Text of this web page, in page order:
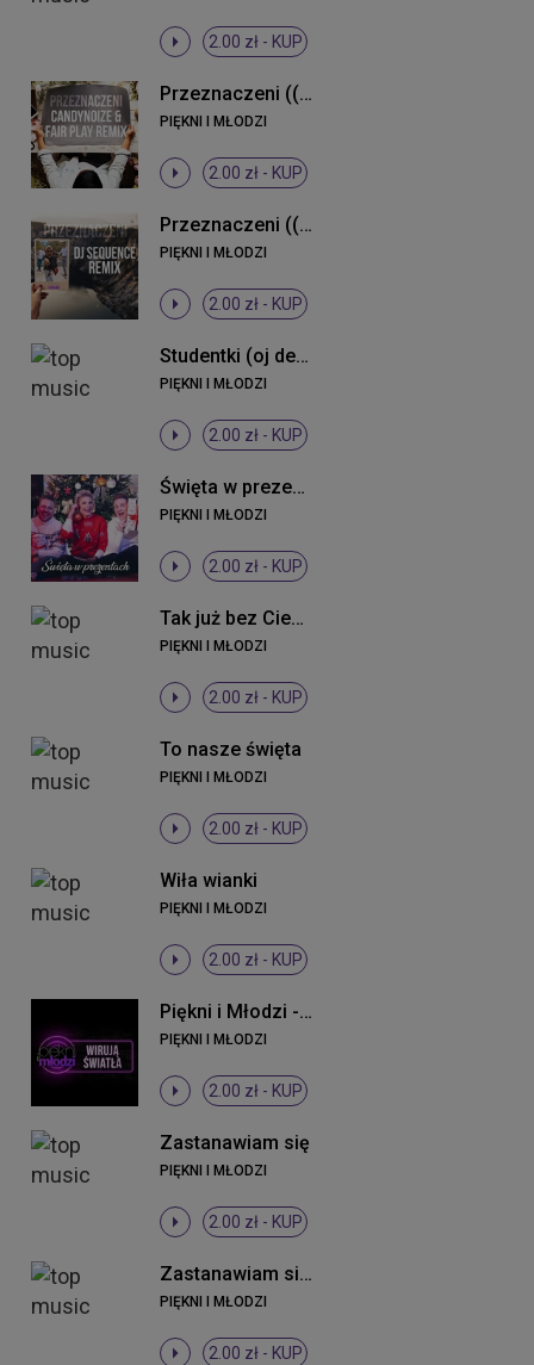
2.00 zł - KUP
Przeznaczeni ((CandyNoize & Fair Play Remix))
PIĘKNI I MŁODZI
2.00 zł - KUP
Przeznaczeni ((DJ Sequence Remix))
PIĘKNI I MŁODZI
2.00 zł - KUP
Studentki (oj dewki) (Radio Edit)
PIĘKNI I MŁODZI
2.00 zł - KUP
Święta w prezentach ((Original Mix))
PIĘKNI I MŁODZI
2.00 zł - KUP
Tak już bez Ciebie (Radio Edit)
PIĘKNI I MŁODZI
2.00 zł - KUP
To nasze święta
PIĘKNI I MŁODZI
2.00 zł - KUP
Wiła wianki
PIĘKNI I MŁODZI
2.00 zł - KUP
Piękni i Młodzi - Wirują światła (Original Mix)
PIĘKNI I MŁODZI
2.00 zł - KUP
Zastanawiam się
PIĘKNI I MŁODZI
2.00 zł - KUP
Zastanawiam się (DJ Sequence Remix)
PIĘKNI I MŁODZI
2.00 zł - KUP